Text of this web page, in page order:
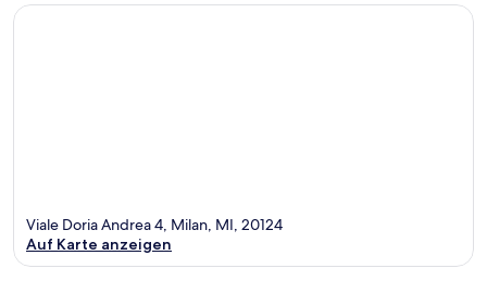
Viale Doria Andrea 4, Milan, MI, 20124
Auf Karte anzeigen